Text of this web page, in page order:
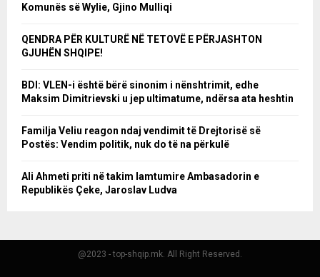
Komunës së Wylie, Gjino Mulliqi
QENDRA PËR KULTURË NË TETOVË E PËRJASHTON
GJUHËN SHQIPE!
BDI: VLEN-i është bërë sinonim i nënshtrimit, edhe
Maksim Dimitrievski u jep ultimatume, ndërsa ata heshtin
Familja Veliu reagon ndaj vendimit të Drejtorisë së
Postës: Vendim politik, nuk do të na përkulë
Ali Ahmeti priti në takim lamtumire Ambasadorin e
Republikës Çeke, Jaroslav Ludva
@2023 - top-shqip.mk. All Right Reserved.